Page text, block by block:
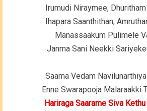
Irumudi Niraymee,
Ihapara Saanthithan,
Manassaakum Pulimele
Janma Sani Neekki
Saama Vedam
Enne Swarapooja Malaraakki
Hariraga Saarame Siva